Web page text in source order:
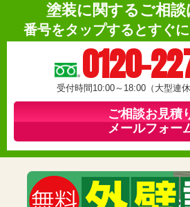
塗装に関するご相
番号をタップするとすぐ
0120-
受付時間10:00～18:00（大型連
ご相談お見積
メールフォー